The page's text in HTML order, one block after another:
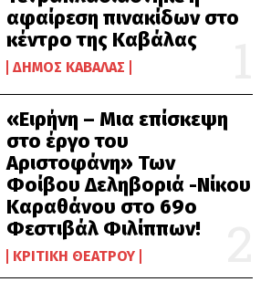
αφαίρεση πινακίδων στο
κέντρο της Καβάλας
ΔΉΜΟΣ ΚΑΒΆΛΑΣ
«Ειρήνη – Μια επίσκεψη
στο έργο του
Αριστοφάνη» Των
Φοίβου Δεληβοριά -Νίκου
Καραθάνου στο 69ο
Φεστιβάλ Φιλίππων!
ΚΡΙΤΙΚΉ ΘΕΆΤΡΟΥ